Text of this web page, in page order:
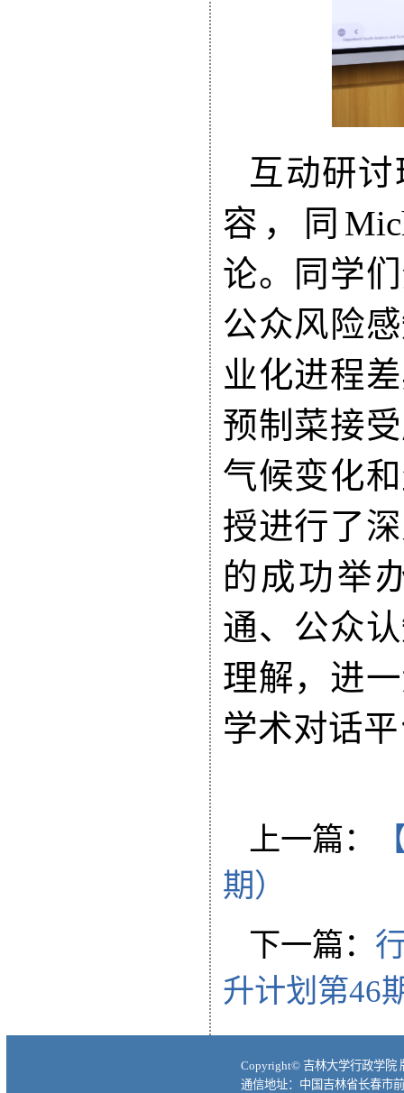
互动研
容，同
论。同学
公众风险
业化进程
预制菜接
气候变化
授进行了
的成功举
通、公众
理解，进
学术对话
上一篇：
期）
下一篇：
升计划第46
Copyright© 吉林大学行政学院
通信地址：中国吉林省长春市